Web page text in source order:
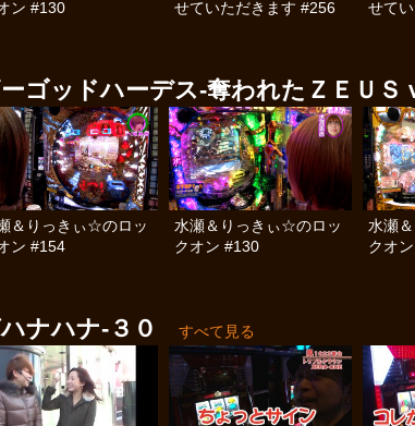
ン #130
せていただきます #256
せて
ゴッドハーデス-奪われたＺＥＵＳ
＆りっきぃ☆のロッ
ン #154
水瀬＆りっきぃ☆のロッ
クオン #130
水瀬
クオ
ナハナ-３０ すべて見る